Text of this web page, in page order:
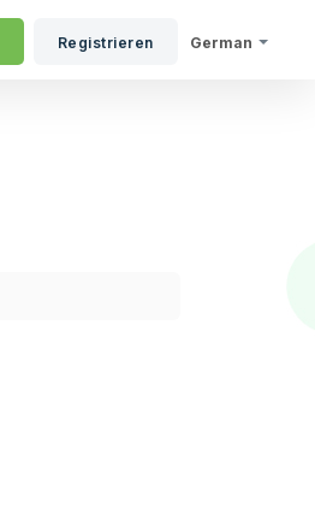
German
Registrieren